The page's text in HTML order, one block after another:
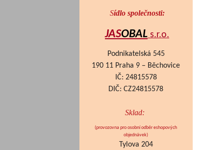
Sídlo společnosti:
JASOBAL s.r.o.
Podnikatelská 545
190 11 Praha 9 – Běchovice
IČ: 24815578
DIČ: CZ24815578
Sklad:
(provozovna pro osobní odběr eshopových
objednávek)
Tylova 204